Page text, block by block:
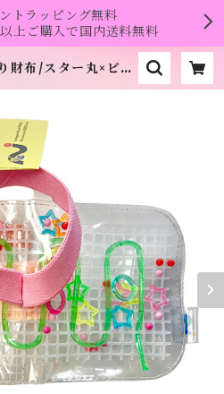
トラッピング無料
上ご購入で国内送料無料
財布/スター丸×ピン